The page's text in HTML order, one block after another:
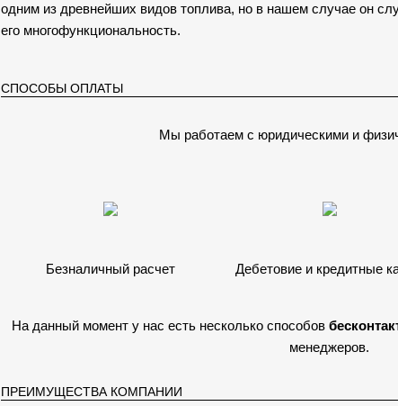
одним из древнейших видов топлива, но в нашем случае он
его многофункциональность.
СПОСОБЫ ОПЛАТЫ
Мы работаем с юридическими и
Безналичный расчет Дебетовие и кредитные
На данный момент у нас есть несколько способов
менеджеров.
ПРЕИМУЩЕСТВА КОМПАНИИ